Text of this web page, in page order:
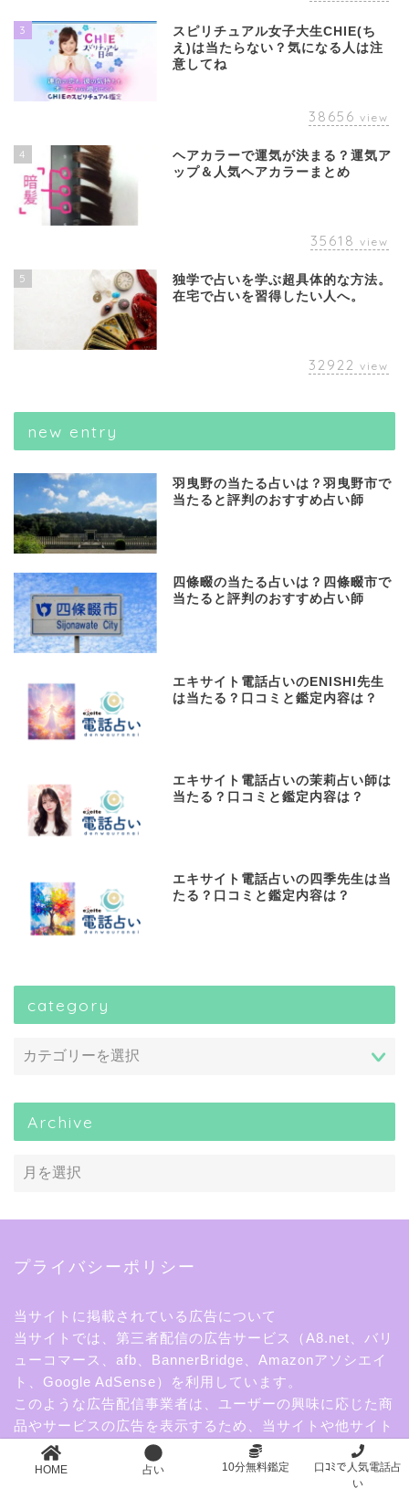
3
スピリチュアル女子大生CHIE(ち
え)は当たらない？気になる人は注
意してね
38656 view
4
ヘアカラーで運気が決まる？運気ア
ップ＆人気ヘアカラーまとめ
35618 view
5
独学で占いを学ぶ超具体的な方法。
在宅で占いを習得したい人へ。
32922 view
new entry
羽曳野の当たる占いは？羽曳野市で
当たると評判のおすすめ占い師
四條畷の当たる占いは？四條畷市で
当たると評判のおすすめ占い師
エキサイト電話占いのENISHI先生
は当たる？口コミと鑑定内容は？
エキサイト電話占いの茉莉占い師は
当たる？口コミと鑑定内容は？
エキサイト電話占いの四季先生は当
たる？口コミと鑑定内容は？
category
Archive
プライバシーポリシー
当サイトに掲載されている広告について
当サイトでは、第三者配信の広告サービス（A8.net、バリ
ューコマース、afb、BannerBridge、Amazonアソシエイ
ト、Google AdSense）を利用しています。
このような広告配信事業者は、ユーザーの興味に応じた商
品やサービスの広告を表示するため、当サイトや他サイト
へのアクセスに関する情報 『Cookie』(氏名、住所、メー
ル アドレス、電話番号は含まれません) を使用することが
HOME 占い 10分無料鑑定
口ｺﾐで人気電話占
い